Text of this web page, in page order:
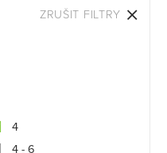
4
4 - 6
ZRUŠIT FILTRY